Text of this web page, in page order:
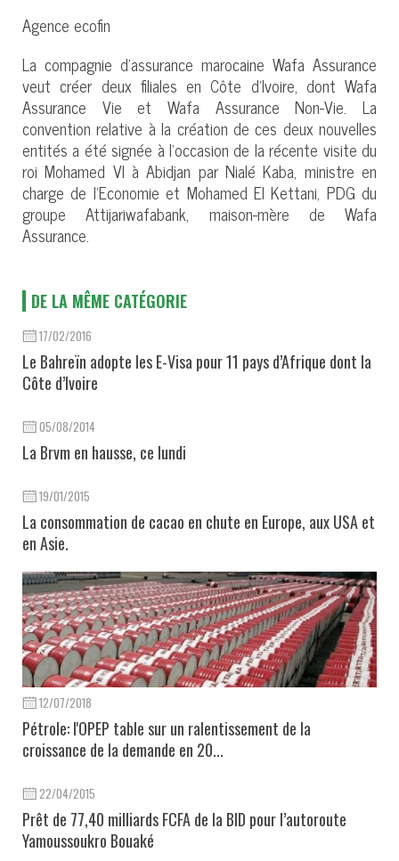
Agence ecofin
La compagnie d’assurance marocaine Wafa Assurance
veut créer deux filiales en Côte d’Ivoire, dont Wafa
Assurance Vie et Wafa Assurance Non-Vie. La
convention relative à la création de ces deux nouvelles
entités a été signée à l’occasion de la récente visite du
roi Mohamed VI à Abidjan par Nialé Kaba, ministre en
charge de l’Economie et Mohamed El Kettani, PDG du
groupe Attijariwafabank, maison-mère de Wafa
Assurance.
DE LA MÊME CATÉGORIE
17/02/2016
Le Bahreïn adopte les E-Visa pour 11 pays d’Afrique dont la
Côte d’Ivoire
05/08/2014
La Brvm en hausse, ce lundi
19/01/2015
La consommation de cacao en chute en Europe, aux USA et
en Asie.
12/07/2018
Pétrole: l'OPEP table sur un ralentissement de la
croissance de la demande en 20...
22/04/2015
Prêt de 77,40 milliards FCFA de la BID pour l’autoroute
Yamoussoukro Bouaké